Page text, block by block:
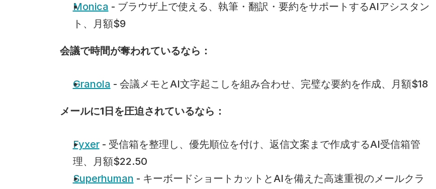
Monica - ブラウザ上で使える、執筆・翻訳・要約をサポートするAIアシスタン
ト、月額$9
会議で時間が奪われているなら：
Granola - 会議メモとAI文字起こしを組み合わせ、完璧な要約を作成、月額$18
メールに1日を圧迫されているなら：
Fyxer - 受信箱を整理し、優先順位を付け、返信文案まで作成するAI受信箱管
理、月額$22.50
Superhuman - キーボードショートカットとAIを備えた高速重視のメールクラ